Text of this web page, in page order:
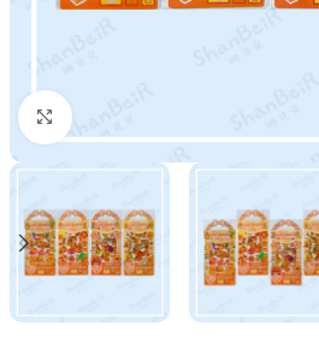
Click to enlarge